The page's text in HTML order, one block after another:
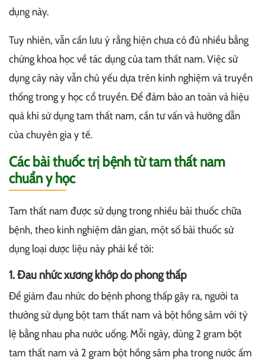
dụng này.
Tuy nhiên, vẫn cần lưu ý rằng hiện chưa có đủ nhiều bằng
chứng khoa học về tác dụng của tam thất nam. Việc sử
dụng cây này vẫn chủ yếu dựa trên kinh nghiệm và truyền
thống trong y học cổ truyền. Để đảm bảo an toàn và hiệu
quả khi sử dụng tam thất nam, cần tư vấn và hướng dẫn
của chuyên gia y tế.
Các bài thuốc trị bệnh từ tam thất nam
chuẩn y học
Tam thất nam được sử dụng trong nhiều bài thuốc chữa
bệnh, theo kinh nghiệm dân gian, một số bài thuốc sử
dụng loại dược liệu này phải kể tới:
1. Đau nhức xương khớp do phong thấp
Để giảm đau nhức do bệnh phong thấp gây ra, người ta
thường sử dụng bột tam thất nam và bột hồng sâm với tỷ
lệ bằng nhau pha nước uống. Mỗi ngày, dùng 2 gram bột
tam thất nam và 2 gram bột hồng sâm pha trong nước ấm